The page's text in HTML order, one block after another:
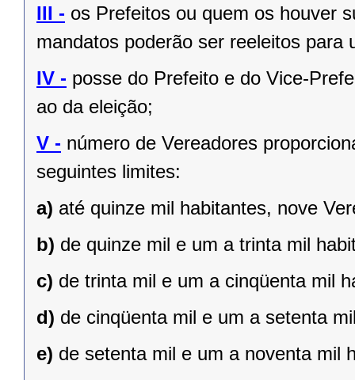
III - os Prefeitos ou quem os houver
mandatos poderão ser reeleitos para
IV - posse do Prefeito e do Vice-
ao da eleição;
V - número de Vereadores
seguintes limites:
a) até quinze mil habitantes, nove
b) de quinze mil e um a trinta mil
c) de trinta mil e um a cinqüenta mil
d) de cinqüenta mil e um a setenta
e) de setenta mil e um a noventa mil